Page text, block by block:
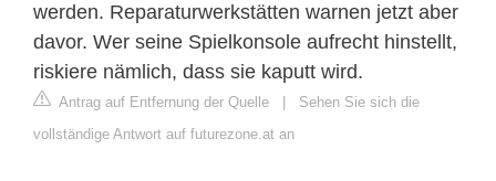
werden. Reparaturwerkstätten warnen jetzt aber
davor. Wer seine Spielkonsole aufrecht hinstellt,
riskiere nämlich, dass sie kaputt wird.
Antrag auf Entfernung der Quelle
Sehen Sie sich die
vollständige Antwort auf futurezone.at an